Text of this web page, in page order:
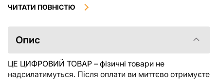
після їх завантаження. Рекомендуємо уважно
уточнюючі питання перед покупкою. Якщо у Вас
виникли проблеми із замовленням, будь ласка,
ЧИТАТИ ПОВНІСТЮ
Опис
ЦЕ ЦИФРОВИЙ ТОВАР – фізичні товари не
надсилатимуться. Після оплати ви миттєво отримуєте